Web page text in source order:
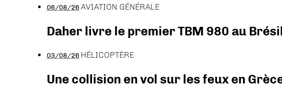
06/08/26AVIATION GÉNÉRALE
Daher livre le premier TBM 980 au
03/08/26 HÉLICOPTÈRE
Une collision en vol sur les feux en